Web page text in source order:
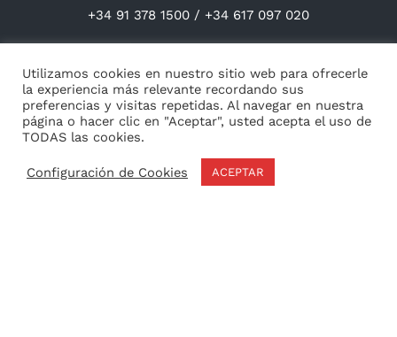
+34 91 378 1500 / +34 617 097 020
Contacta con nosotros
ACREDITACIÓN UNESCO/CID
Utilizamos cookies en nuestro sitio web para ofrecerle
la experiencia más relevante recordando sus
preferencias y visitas repetidas. Al navegar en nuestra
página o hacer clic en "Aceptar", usted acepta el uso de
TODAS las cookies.
Configuración de Cookies ACEPTAR